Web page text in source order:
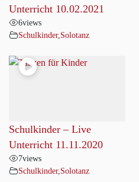
Unterricht 10.02.2021
6views
Schulkinder, Solotanz
Schulkinder – Live
Unterricht 11.11.2020
7views
Schulkinder, Solotanz